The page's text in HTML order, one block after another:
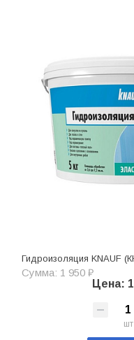
Гидроизоляция KNAUF
Сумма: 1 950 ₽
Цена:
шт